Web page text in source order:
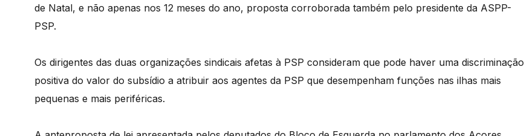
de Natal, e não apenas nos 12 meses do ano, proposta corroborada também pelo presidente da ASPP-
PSP.
Os dirigentes das duas organizações sindicais afetas à PSP consideram que pode haver uma discriminação
positiva do valor do subsídio a atribuir aos agentes da PSP que desempenham funções nas ilhas mais
pequenas e mais periféricas.